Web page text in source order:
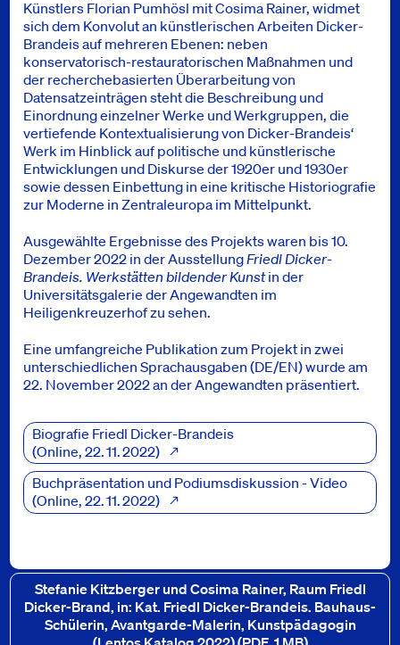
Künstlers Florian Pumhösl mit Cosima Rainer, widmet
sich dem Konvolut an künstlerischen Arbeiten Dicker-
Brandeis auf mehreren Ebenen: neben
konservatorisch-restauratorischen Maßnahmen und
der recherchebasierten Überarbeitung von
Datensatzeinträgen steht die Beschreibung und
Einordnung einzelner Werke und Werkgruppen, die
vertiefende Kontextualisierung von Dicker-Brandeis‘
Werk im Hinblick auf politische und künstlerische
Entwicklungen und Diskurse der 1920er und 1930er
sowie dessen Einbettung in eine kritische Historiografie
zur Moderne in Zentraleuropa im Mittelpunkt.
Ausgewählte Ergebnisse des Projekts waren bis 10.
Dezember 2022 in der AusstellungFriedl Dicker-
Brandeis. Werkstätten bildender Kunstin der
Universitätsgalerie der Angewandten im
Heiligenkreuzerhof zu sehen.
Eine umfangreiche Publikation zum Projekt in zwei
unterschiedlichen Sprachausgaben (DE/EN) wurde am
22. November 2022 an der Angewandten präsentiert.
Presse
Biografie Friedl Dicker-Brandeis
Online, 22. 11. 2022
Buchpräsentation und Podiumsdiskussion - Video
Online, 22. 11. 2022
Downloads
Stefanie Kitzberger und Cosima Rainer, Raum Friedl
Dicker-Brand, in: Kat. Friedl Dicker-Brandeis. Bauhaus-
Schülerin, Avantgarde-Malerin, Kunstpädagogin